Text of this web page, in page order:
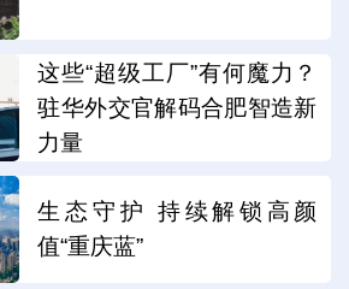
这些“超级工厂”有何魔力？
驻华外交官解码合肥智造新
力量
生态守护 持续解锁高颜
值“重庆蓝”